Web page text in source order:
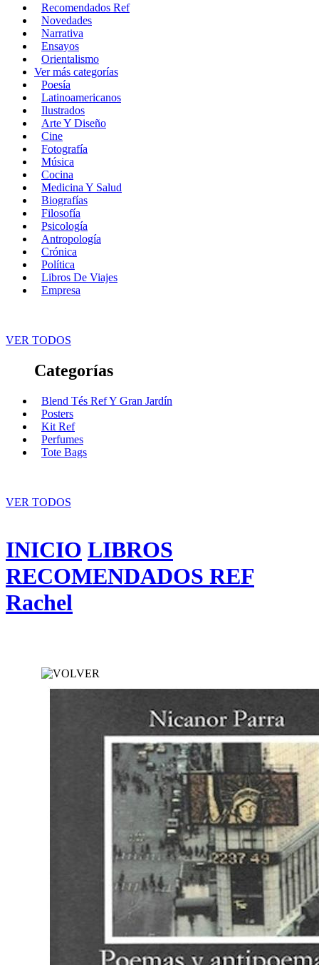
Recomendados Ref
Novedades
Narrativa
Ensayos
Orientalismo
Ver más categorías
Poesía
Latinoamericanos
Ilustrados
Arte Y Diseño
Cine
Fotografía
Música
Cocina
Medicina Y Salud
Biografías
Filosofía
Psicología
Antropología
Crónica
Política
Libros De Viajes
Empresa
VER TODOS
Categorías
Blend Tés Ref Y Gran Jardín
Posters
Kit Ref
Perfumes
Tote Bags
VER TODOS
INICIO LIBROS
RECOMENDADOS REF
Rachel